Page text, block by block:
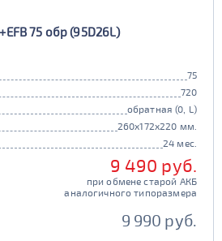
+EFB 75 обр (95D26L)
75
720
обратная (0, L)
260x172x220 мм.
24 мес.
9 490 руб.
при обмене старой АКБ
аналогичного типоразмера
9 990 руб.